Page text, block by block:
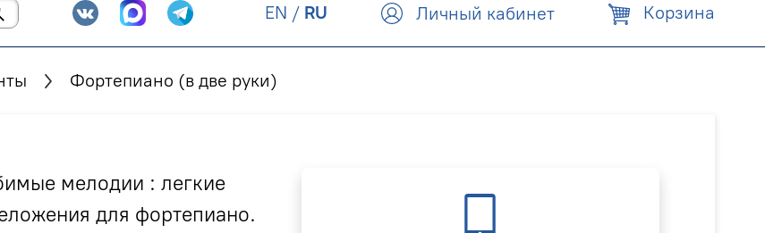
EN / RU Личный кабинет Корзина
Фортепиано (в две руки)
мелодии : легкие
для фортепиано.